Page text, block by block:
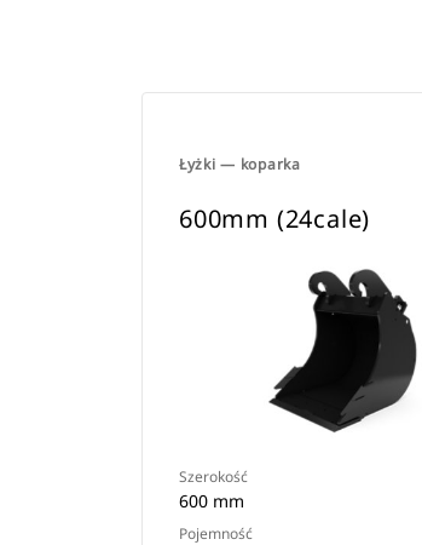
Łyżki — koparka
600mm (24cale)
Szerokość
600 mm
Pojemność